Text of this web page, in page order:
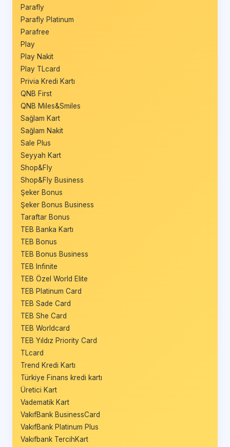
Parafly
Parafly Platinum
Parafree
Play
Play Nakit
Play TLcard
Privia Kredi Kartı
QNB First
QNB Miles&Smiles
Sağlam Kart
Sağlam Nakit
Sale Plus
Seyyah Kart
Shop&Fly
Shop&Fly Business
Şeker Bonus
Şeker Bonus Business
Taraftar Bonus
TEB Banka Kartı
TEB Bonus
TEB Bonus Business
TEB Infinite
TEB Özel World Elite
TEB Platinum Card
TEB Sade Card
TEB She Card
TEB Worldcard
TEB Yıldız Priority Card
TLcard
Trend Kredi Kartı
Türkiye Finans kredi kartı
Üretici Kart
Vadematik Kart
VakıfBank BusinessCard
VakıfBank Platinum Plus
Vakıfbank TercihKart